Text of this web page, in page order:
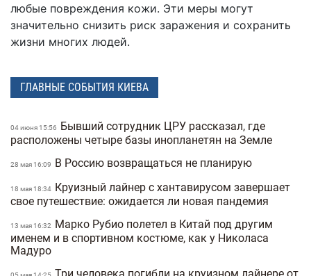
любые повреждения кожи. Эти меры могут
значительно снизить риск заражения и сохранить
жизни многих людей.
ГЛАВНЫЕ СОБЫТИЯ КИЕВА
04 июня 15:56
Бывший сотрудник ЦРУ рассказал, где
расположены четыре базы инопланетян на Земле
28 мая 16:09 В Россию возвращаться не планирую
18 мая 18:34 Круизный лайнер с хантавирусом завершает
свое путешествие: ожидается ли новая пандемия
13 мая 16:32
Марко Рубио полетел в Китай под другим
именем и в спортивном костюме, как у Николаса
Мадуро